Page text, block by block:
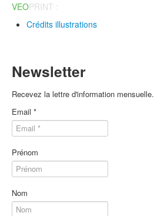
VEOPRINT :
Crédits illustrations
Newsletter
Recevez la lettre d'information mensuelle.
Email *
Prénom
Nom